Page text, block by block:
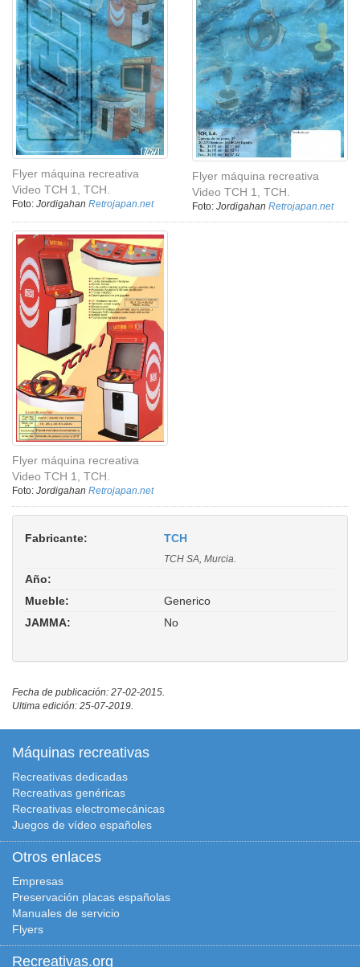
Flyer máquina recreativa
Video TCH 1, TCH.
Foto: Jordigahan Retrojapan.net
Flyer máquina recreativa
Video TCH 1, TCH.
Foto: Jordigahan Retrojapan.net
Flyer máquina recreativa
Video TCH 1, TCH.
Foto: Jordigahan Retrojapan.net
Fabricante: TCH
TCH SA, Murcia.
Año:
Mueble:
Generico
JAMMA:
No
Fecha de publicación: 27-02-2015.
Ultima edición: 25-07-2019.
Máquinas recreativas
Recreativas dedicadas
Recreativas genéricas
Recreativas electromecánicas
Juegos de vídeo españoles
Otros enlaces
Empresas
Preservación placas españolas
Manuales de servicio
Flyers
Recreativas.org